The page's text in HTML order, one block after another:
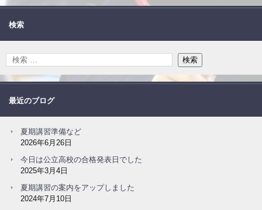
検索
最近のブログ
夏期講習準備など
2026年6月26日
今日は公立高校の合格発表日でした
2025年3月4日
夏期講習の案内をアップしました
2024年7月10日